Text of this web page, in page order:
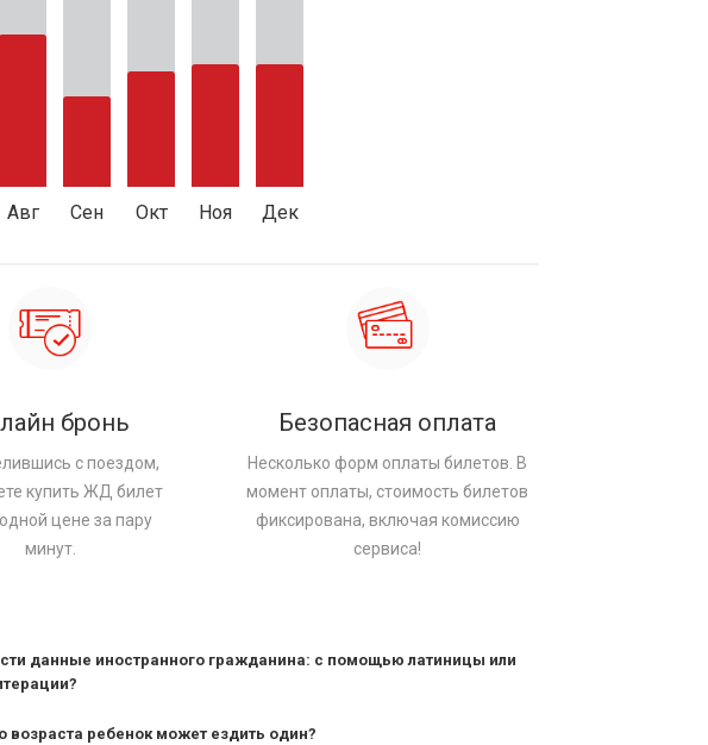
Авг Сен Окт Ноя Дек
бронь
с поездом,
купить ЖД билет
цене за пару
минут.
Безопасная оплата
Несколько форм оплаты билетов. В
момент оплаты, стоимость билетов
фиксирована, включая комиссию
сервиса!
данные иностранного гражданина: с помощью латиницы или
возраста ребенок может ездить один?